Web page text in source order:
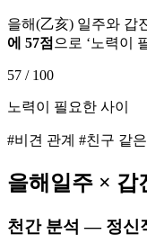
을해(乙亥) 일주와 갑
에 57점 으로 ‘노력이
57 / 100
노력이 필요한 사이
#비견 관계 #친구 같
을해 일주 × 갑
천간 분석 — 정신